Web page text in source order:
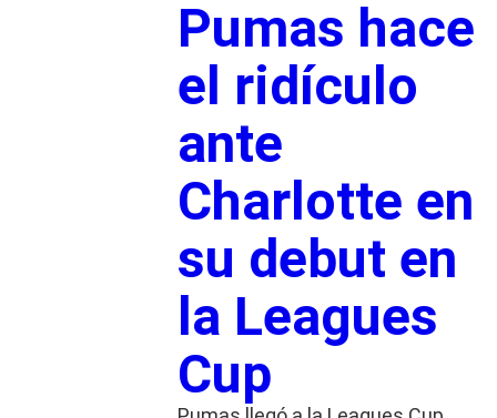
Pumas hace
el ridículo
ante
Charlotte en
su debut en
la Leagues
Cup